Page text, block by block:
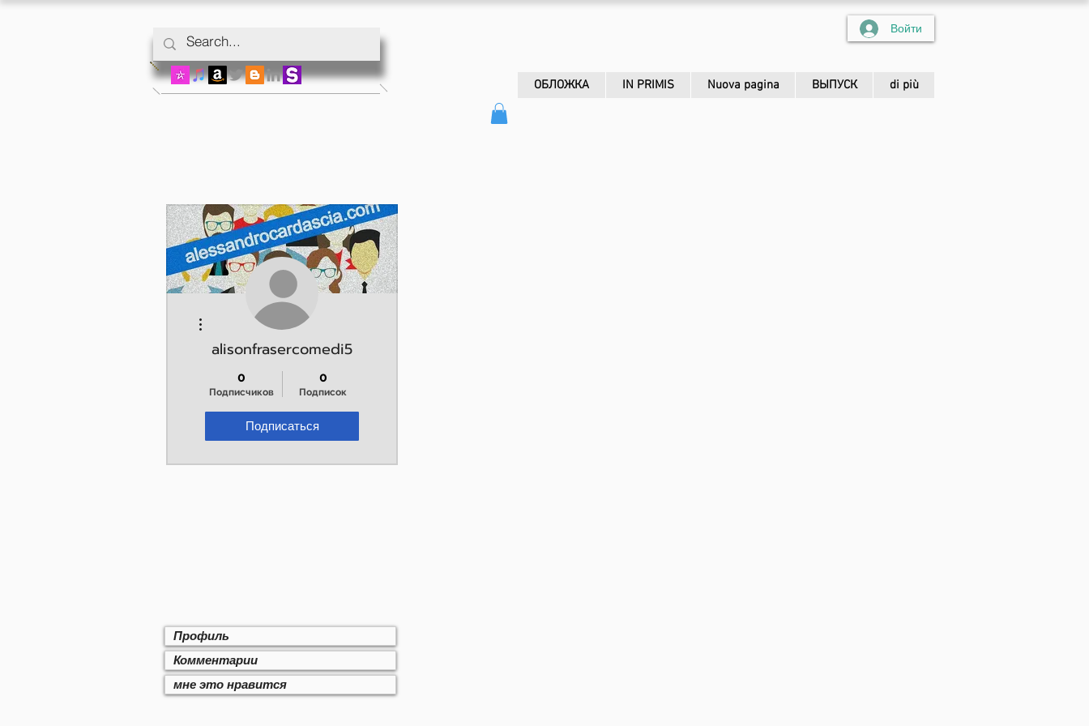
Войти
ОБЛОЖКА IN PRIMIS Nuova pagina ВЫПУСК di più
alisonfrasercomedi5
0
Подписчиков
0
Подписок
Подписаться
Другие действия
Профиль
Комментарии
мне это нравится